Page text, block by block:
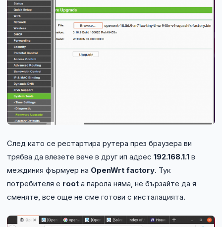
След като се рестартира рутера през браузера ви
трябва да влезете вече в друг ип адрес 192.168.1.1 в
междиния фърмуер на OpenWrt factory. Тук
потребителя е root а парола няма, не бързайте да я
сменяте, все още не сме готови с инсталацията.